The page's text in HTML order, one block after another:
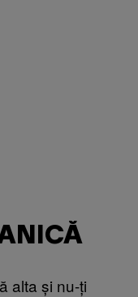
alta și nu-ți